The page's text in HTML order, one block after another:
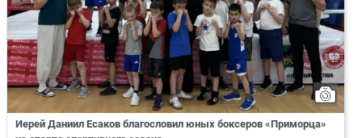
Иерей Даниил Есаков благословил юных боксеров «Приморца»